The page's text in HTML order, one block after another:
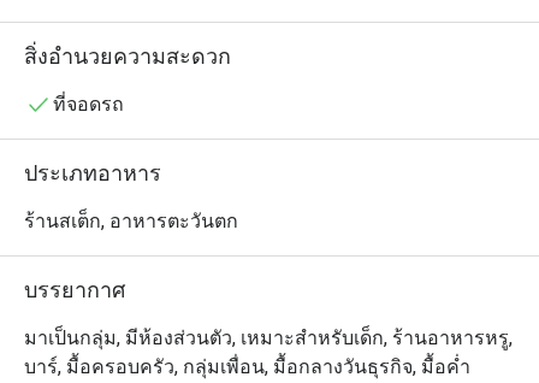
แบบสบาย ๆ ร่วมดื่มสลัดเบาๆ และค็อกเทลกุ้งกับเรา
อาหารกลางวัน น้ำชายามบ่ายตามใจชอบบนเฉลียง เครื่อง
สมบัติล้ำค่าจากผืนดินและท้องทะเลที่ The Service สเต็กเฮา
สิ่งอำนวยความสะดวก
ที่จอดรถ
ประเภทอาหาร
ร้านสเต็ก, อาหารตะวันตก
บรรยากาศ
มาเป็นกลุ่ม, มีห้องส่วนตัว, เหมาะสำหรับเด็ก, ร้านอาหารหรู,
บาร์, มื้อครอบครัว, กลุ่มเพื่อน, มื้อกลางวันธุรกิจ, มื้อค่ำ